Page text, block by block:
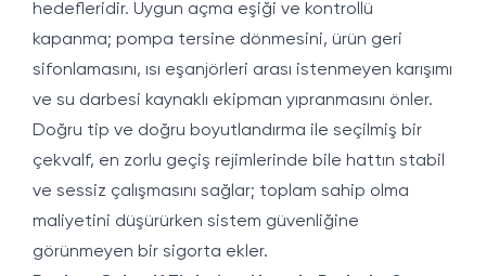
hedefleridir. Uygun açma eşiği ve kontrollü
kapanma; pompa tersine dönmesini, ürün geri
sifonlamasını, ısı eşanjörleri arası istenmeyen karışımı
ve su darbesi kaynaklı ekipman yıpranmasını önler.
Doğru tip ve doğru boyutlandırma ile seçilmiş bir
çekvalf, en zorlu geçiş rejimlerinde bile hattın stabil
ve sessiz çalışmasını sağlar; toplam sahip olma
maliyetini düşürürken sistem güvenliğine
görünmeyen bir sigorta ekler.